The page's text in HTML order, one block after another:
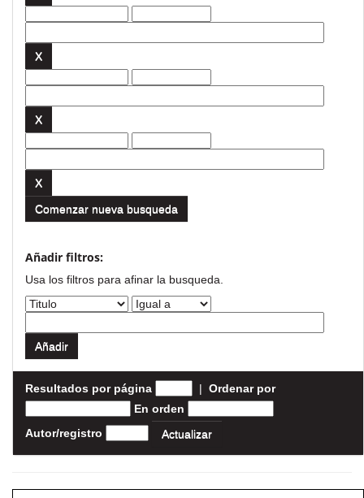
Comenzar nueva busqueda
Añadir filtros:
Usa los filtros para afinar la busqueda.
Resultados por página | Ordenar por
En orden
Autor/registro